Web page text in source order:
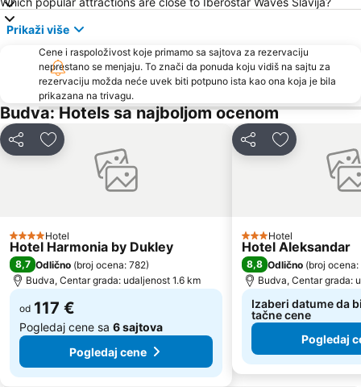
Crvena plaža
Waikiki
Stari grad Herceg Novi
Uvala Valdanos
Kamenovo
Kraljičina plaža
Izletište Rose
Veliki Pijesak
Petrovacka Obala
Plaža Miločer
Yachting Club 32
Drobni pijesak
Praznik Mimoze
Kalardovo
Almara Beach
Aerodrom Podgorica
Stari Bar
Prikaži više
Cene i raspoloživost koje primamo sa sajtova za rezervaciju
neprestano se menjaju. To znači da ponuda koju vidiš na sajtu za
rezervaciju možda neće uvek biti potpuno ista kao ona koja je bila
prikazana na trivagu.
Budva: Hotels sa najboljom ocenom
Deli Dodati u favorite
4 Zvezdice
Hotel
Hotel Harmonia by Dukley
8,7 Odlično (broj ocena: 782)
Budva, Centar grada: udaljenost 1.6 km
od 117 €
Pogledaj cene sa 6 sajtova
Pogledaj cene
Deli Dodati u
3 Zvezdice
Hotel
Hotel Aleksandar
8,8 Odlično (broj ocena:
Budva, Centar grada:
Izaberi datume da
tačne cene
Pogledaj